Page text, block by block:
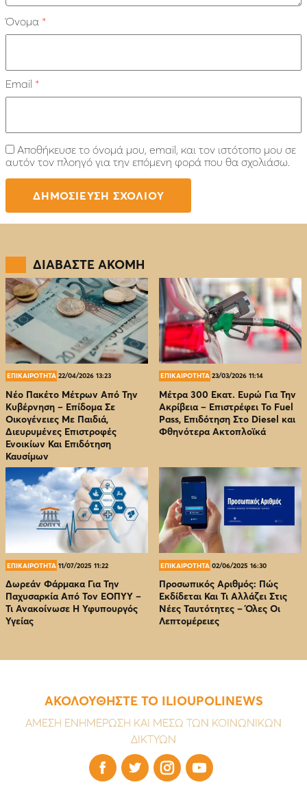
Όνομα *
Email *
Αποθήκευσε το όνομά μου, email, και τον ιστότοπο μου σε
αυτόν τον πλοηγό για την επόμενη φορά που θα σχολιάσω.
ΔΙΑΒΑΣΤΕ ΑΚΟΜΗ
ΕΠΙΚΑΙΡΟΤΗΤΑ 22/04/2026 13:23
Νέο Πακέτο Μέτρων Από Την
Κυβέρνηση – Επίδομα Σε
Οικογένειες Με Παιδιά,
Διευρυμένες Επιστροφές
Ενοικίων Και Επιδότηση
Καυσίμων
ΕΠΙΚΑΙΡΟΤΗΤΑ 23/03/2026 11:14
Μέτρα 300 Εκατ. Ευρώ Για Την
Ακρίβεια – Επιστρέφει Το Fuel
Pass, Επιδότηση Στο Diesel και
Φθηνότερα Ακτοπλοϊκά
ΕΠΙΚΑΙΡΟΤΗΤΑ 11/07/2025 11:22
Δωρεάν Φάρμακα Για Την
Παχυσαρκία Από Τον EOΠΥΥ –
Τι Ανακοίνωσε Η Υφυπουργός
Υγείας
ΕΠΙΚΑΙΡΟΤΗΤΑ 02/06/2025 16:30
Προσωπικός Αριθμός: Πώς
Εκδίδεται Και Τι Αλλάζει Στις
Νέες Ταυτότητες – Όλες Οι
Λεπτομέρειες
ΑΚΟΛΟΥΘΗΣΤΕ ΤΟ ILIOUPOLINEWS
ΑΜΕΣΗ ΕΝΗΜΕΡΩΣΗ ΚΑΙ ΜΕΣΩ ΤΩΝ ΚΟΙΝΩΝΙΚΩΝ
ΔΙΚΤΥΩΝ
   